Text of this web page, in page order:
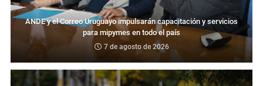
ANDE y el Correo Uruguayo impulsarán capacitación y servicios
para mipymes en todo el país
7 de agosto de 2026